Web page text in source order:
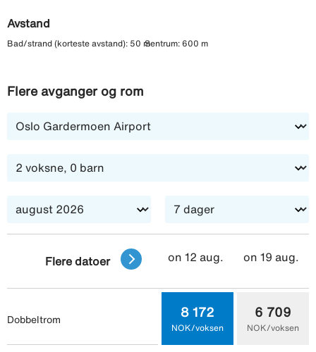
Avstand
Bad/strand (korteste avstand): 50 mSentrum: 600 m
Flere avganger og rom
Flere datoer on 12 aug. on 19 aug.
Dobbeltrom
8 172
NOK/voksen
6 709
NOK/voksen